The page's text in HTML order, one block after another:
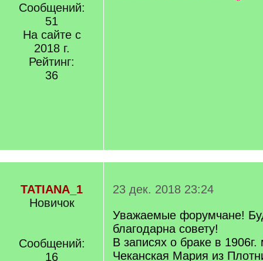
Сообщений:
51
На сайте с
2018 г.
Рейтинг:
36
TATIANA_1
Новичок
Сообщений:
16
23 дек. 2018 23:24
Уважаемые форумчане!
благодарна совету!
В записях о браке в
Чеканская Мария из